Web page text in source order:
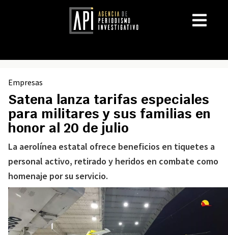
Empresas
Satena lanza tarifas especiales
para militares y sus familias en
honor al 20 de julio
La aerolínea estatal ofrece beneficios en tiquetes a
personal activo, retirado y heridos en combate como
homenaje por su servicio.